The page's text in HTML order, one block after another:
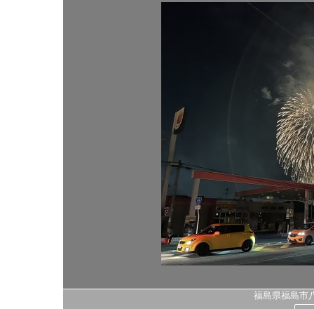
福島県福島市